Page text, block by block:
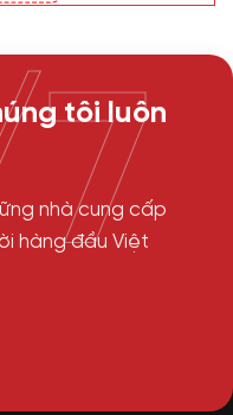
tôi luôn
nhà cung cấp
hàng đầu Việt